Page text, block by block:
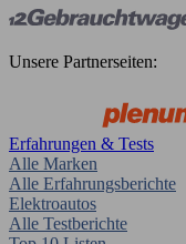
Unsere Partnerseiten:
Erfahrungen & Tests
Alle Marken
Alle Erfahrungsberichte
Elektroautos
Alle Testberichte